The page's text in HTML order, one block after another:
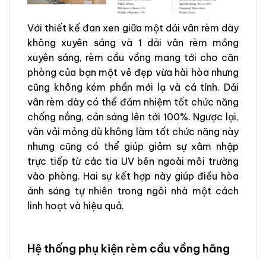
Với thiết kế đan xen giữa một dải vân rèm dày
không xuyên sáng và 1 dải vân rèm mỏng
xuyên sáng, rèm cầu vồng mang tới cho căn
phòng của bạn một vẻ đẹp vừa hài hòa nhưng
cũng không kém phần mới lạ và cá tính. Dải
vân rèm dày có thể đảm nhiệm tốt chức năng
chống nắng, cản sáng lên tới 100%. Ngược lại,
vân vải mỏng dù không làm tốt chức năng này
nhưng cũng có thể giúp giảm sự xâm nhập
trực tiếp từ các tia UV bên ngoài môi trường
vào phòng. Hai sự kết hợp này giúp điều hòa
ánh sáng tự nhiên trong ngôi nhà một cách
linh hoạt và hiệu quả.
Hệ thống phụ kiện rèm cầu vồng hãng